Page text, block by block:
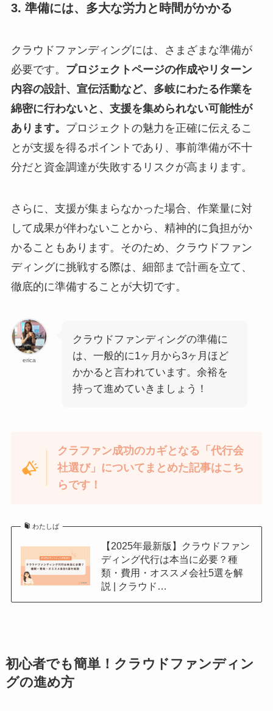
3. 準備には、多大な労力と時間がかかる
クラウドファンディングには、さまざまな準備が
必要です。 プロジェクトページの作成やリターン
内容の設計、宣伝活動など、多岐にわたる作業を
綿密に行わないと、支援を集められない可能性が
あります。 プロジェクトの魅力を正確に伝えるこ
とが支援を得るポイントであり、事前準備が不十
分だと資金調達が失敗するリスクが高まります。
さらに、支援が集まらなかった場合、作業量に対
して成果が伴わないことから、精神的に負担がか
かることもあります。そのため、クラウドファン
ディングに挑戦する際は、細部まで計画を立て、
徹底的に準備することが大切です。
erica
クラウドファンディングの準備に
は、一般的に1ヶ月から3ヶ月ほど
かかると言われています。余裕を
持って進めていきましょう！
クラファン成功のカギとなる「代行会
社選び」についてまとめた記事はこち
らです！
わたしば
【2025年最新版】クラウドファン
ディング代行は本当に必要？種
類・費用・オススメ会社5選を解
説 | クラウド…
初心者でも簡単！クラウドファンディン
グの進め方